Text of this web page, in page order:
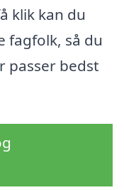
klik kan du
fagfolk, så du
passer bedst